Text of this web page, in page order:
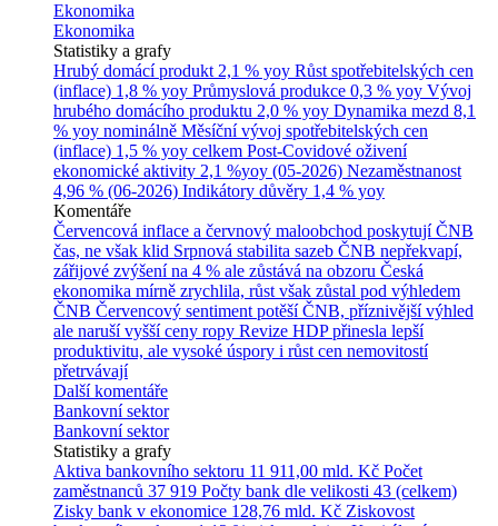
Ekonomika
Ekonomika
Statistiky a grafy
Hrubý domácí produkt 2,1 % yoy Růst spotřebitelských cen
(inflace) 1,8 % yoy Průmyslová produkce 0,3 % yoy Vývoj
hrubého domácího produktu 2,0 % yoy Dynamika mezd 8,1
% yoy nominálně Měsíční vývoj spotřebitelských cen
(inflace) 1,5 % yoy celkem Post-Covidové oživení
ekonomické aktivity 2,1 %yoy (05-2026) Nezaměstnanost
4,96 % (06-2026) Indikátory důvěry 1,4 % yoy
Komentáře
Červencová inflace a červnový maloobchod poskytují ČNB
čas, ne však klid Srpnová stabilita sazeb ČNB nepřekvapí,
zářijové zvýšení na 4 % ale zůstává na obzoru Česká
ekonomika mírně zrychlila, růst však zůstal pod výhledem
ČNB Červencový sentiment potěší ČNB, příznivější výhled
ale naruší vyšší ceny ropy Revize HDP přinesla lepší
produktivitu, ale vysoké úspory i růst cen nemovitostí
přetrvávají
Další komentáře
Bankovní sektor
Bankovní sektor
Statistiky a grafy
Aktiva bankovního sektoru 11 911,00 mld. Kč Počet
zaměstnanců 37 919 Počty bank dle velikosti 43 (celkem)
Zisky bank v ekonomice 128,76 mld. Kč Ziskovost